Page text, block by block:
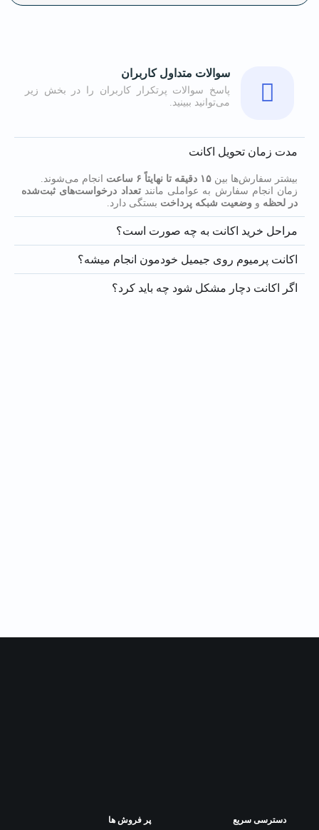
سوالات متداول کاربران
پاسخ سوالات پرتکرار کاربران را در بخش زیر
می‌توانید ببینید.
مدت زمان تحویل اکانت
بیشتر سفارش‌ها بین ۱۵ دقیقه تا نهایتاً ۶ ساعت
انجام می‌شوند.
زمان انجام سفارش به عواملی مانندتعداد درخواست‌های ثبت‌شده
در لحظه و وضعیت شبکه پرداخت بستگی دارد.
مراحل خرید اکانت به چه صورت است؟
اکانت پرمیوم روی جیمیل خودمون انجام میشه؟
اگر اکانت دچار مشکل شود چه باید کرد؟
دسترسی سریع پر فروش ها